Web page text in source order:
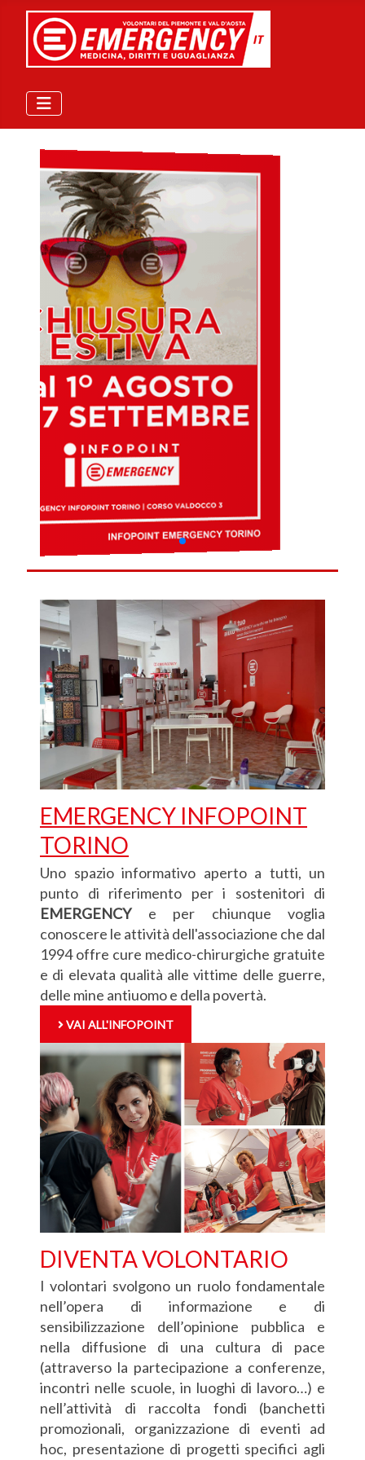
EMERGENCY INFOPOINT
TORINO
Uno spazio informativo aperto a tutti, un
punto di riferimento per i sostenitori di
EMERGENCYe per chiunque voglia
conoscere le attività dell'associazione che dal
1994 offre cure medico-chirurgiche gratuite
e di elevata qualità alle vittime delle guerre,
delle mine antiuomo e della povertà.
VAI ALL'INFOPOINT
DIVENTA VOLONTARIO
I volontari svolgono un ruolo fondamentale
nell’opera di informazione e di
sensibilizzazione dell’opinione pubblica e
nella diffusione di una cultura di pace
(attraverso la partecipazione a conferenze,
incontri nelle scuole, in luoghi di lavoro…) e
nell’attività di raccolta fondi (banchetti
promozionali, organizzazione di eventi ad
hoc, presentazione di progetti specifici agli